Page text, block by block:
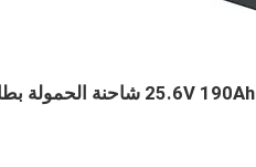
25.6V 190Ah شاحنة الحمولة بطارية الكهربائية